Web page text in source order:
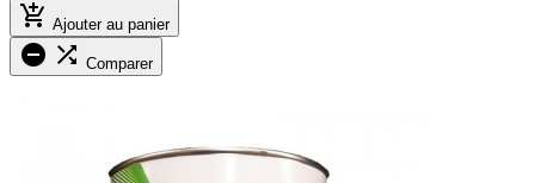
 Ajouter au panier
  Comparer